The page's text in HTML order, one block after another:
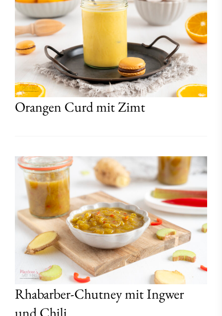
Orangen Curd mit Zimt
Rhabarber-Chutney mit Ingwer